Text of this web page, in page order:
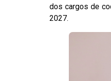
dos cargos de
2027.